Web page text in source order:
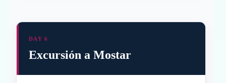
DAY 6
Excursión a Mostar